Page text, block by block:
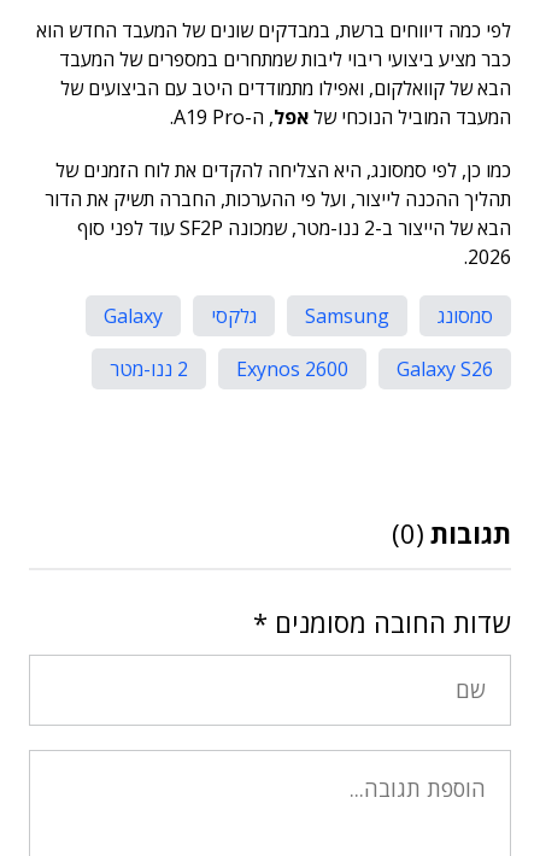
לפי כמה דיווחים ברשת, במבדקים שונים של המעבד החדש הוא
כבר מציע ביצועי ריבוי ליבות שמתחרים במספרים של המעבד
הבא של קוואלקום, ואפילו מתמודדים היטב עם הביצועים של
המעבד המוביל הנוכחי שלאפל, ה-A19 Pro.
כמו כן, לפי סמסונג, היא הצליחה להקדים את לוח הזמנים של
תהליך ההכנה לייצור, ועל פי ההערכות, החברה תשיק את הדור
הבא של הייצור ב-2 ננו-מטר, שמכונה SF2P עוד לפני סוף
2026.
סמסונג Samsung גלקסי
Galaxy
Galaxy S26
Exynos 2600 2 ננו-מטר
תגובות (0)
שדות החובה מסומנים *